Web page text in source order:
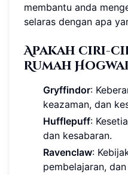
membantu anda
selaras dengan apa
Apakah ciri-
Rumah
Gryffindor:
keazaman, dan
Hufflepuff:
dan kesabaran.
Ravenclaw:
pembelajaran,